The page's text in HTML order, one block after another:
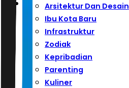
Arsitektur Dan Desain
Ibu Kota Baru
Infrastruktur
Zodiak
Kepribadian
Parenting
Kuliner